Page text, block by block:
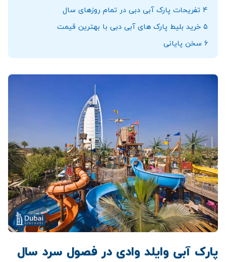
4 تفریحات پارک آبی دبی در تمام روزهای سال
5 خرید بلیط پارک های آبی دبی با بهترین قیمت
6 سخن پایانی
پارک آبی وایلد وادی در فصول سرد سال